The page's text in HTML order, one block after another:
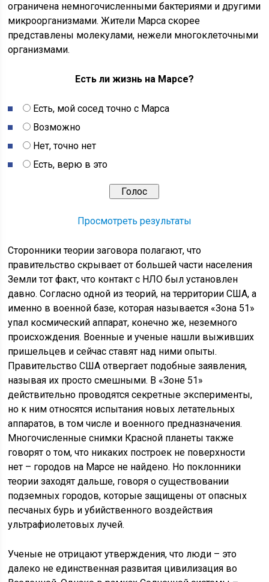
ограничена немногочисленными бактериями и другими
микроорганизмами. Жители Марса скорее
представлены молекулами, нежели многоклеточными
организмами.
Есть ли жизнь на Марсе?
Есть, мой сосед точно с Марса
Возможно
Нет, точно нет
Есть, верю в это
Просмотреть результаты
Сторонники теории заговора полагают, что
правительство скрывает от большей части населения
Земли тот факт, что контакт с НЛО был установлен
давно. Согласно одной из теорий, на территории США, а
именно в военной базе, которая называется «Зона 51»
упал космический аппарат, конечно же, неземного
происхождения. Военные и ученые нашли выживших
пришельцев и сейчас ставят над ними опыты.
Правительство США отвергает подобные заявления,
называя их просто смешными. В «Зоне 51»
действительно проводятся секретные эксперименты,
но к ним относятся испытания новых летательных
аппаратов, в том числе и военного предназначения.
Многочисленные снимки Красной планеты также
говорят о том, что никаких построек не поверхности
нет – городов на Марсе не найдено. Но поклонники
теории заходят дальше, говоря о существовании
подземных городов, которые защищены от опасных
песчаных бурь и убийственного воздействия
ультрафиолетовых лучей.
Ученые не отрицают утверждения, что люди – это
далеко не единственная развитая цивилизация во